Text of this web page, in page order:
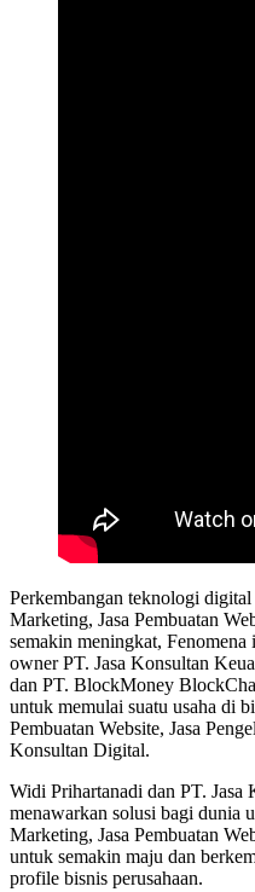
Perkembangan teknologi
Marketing, Jasa Pembuatan
semakin meningkat,
owner PT. Jasa Konsultan
dan PT. BlockMoney
untuk memulai suatu usaha di
Pembuatan Website, Jasa
Konsultan Digital.
Widi Prihartanadi dan PT. Jasa
menawarkan solusi bagi dunia
Marketing, Jasa Pembuatan
untuk semakin maju dan
profile bisnis perusahaan.